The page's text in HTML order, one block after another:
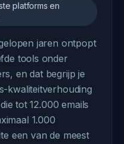
platforms en
jaren ontpopt
tools onder
en dat begrijp je
kwaliteitverhouding
tot 12.000 emails
1.000
een van de meest